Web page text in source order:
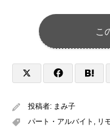
こ
投稿者: まみ子
パート・アルバイト , リ